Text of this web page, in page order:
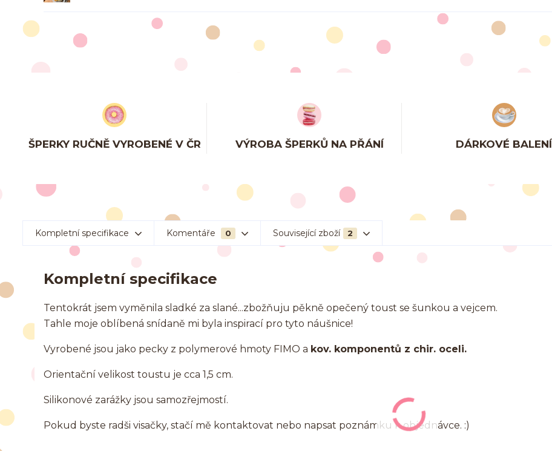
ŠPERKY RUČNĚ VYROBENÉ V ČR VÝROBA ŠPERKŮ NA PŘÁNÍ DÁRKOVÉ BALENÍ
Kompletní specifikace Komentáře 0 Související zboží 2
Kompletní specifikace
Tentokrát jsem vyměnila sladké za slané...zbožňuju pěkně opečený toust se šunkou a vejcem.
Tahle moje oblíbená snídaně mi byla inspirací pro tyto náušnice!
Vyrobené jsou jako pecky z polymerové hmoty FIMO a kov. komponentů z chir. oceli.
Orientační velikost toustu je cca 1,5 cm.
Silikonové zarážky jsou samozřejmostí.
Pokud byste radši visačky, stačí mě kontaktovat nebo napsat poznámku k objednávce. :)